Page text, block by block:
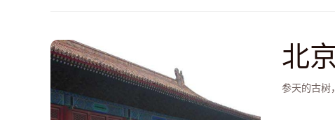
北
参天的古树